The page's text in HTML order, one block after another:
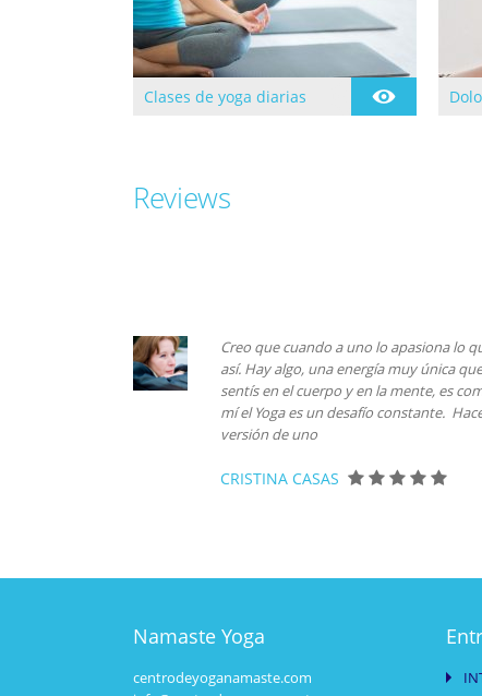
Clases de yoga diarias
Reviews
Creo que cuando a uno lo apasiona lo
así. Hay algo, una energía muy única
sentís en el cuerpo y en la mente, es
mí el Yoga es un desafío constante.
versión de uno
CRISTINA CASAS
Namaste Yoga
centrodeyoganamaste.com